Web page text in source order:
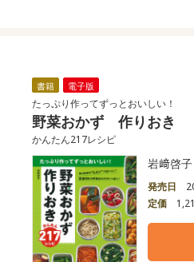
書籍 電子版
たっぷり作ってずっとおいしい！
野菜おかず 作りおき
かんたん217レシピ
岩﨑啓
発売日
定価